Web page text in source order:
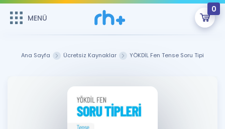
MENÜ
0
GİRİŞ YAP
Remzi Hoca ile seni sınava hazırlayacak onlarca eğitim seni
bekliyor!
MENÜ
Çalışma Paketleri
Kitaplar ve Kaynaklar
Ana Sayfa Ücretsiz Kaynaklar YÖKDİL Fen Tense Soru Tipi